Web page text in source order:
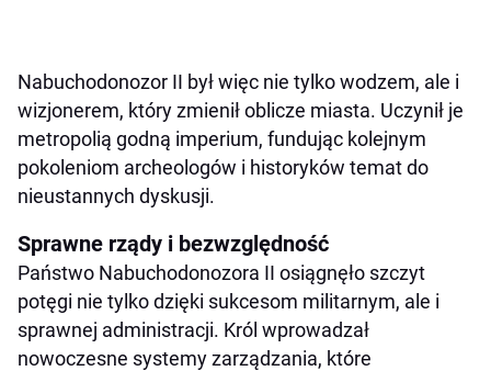
Nabuchodonozor II był więc nie tylko wodzem, ale i
wizjonerem, który zmienił oblicze miasta. Uczynił je
metropolią godną imperium, fundując kolejnym
pokoleniom archeologów i historyków temat do
nieustannych dyskusji.
Sprawne rządy i bezwzględność
Państwo Nabuchodonozora II osiągnęło szczyt
potęgi nie tylko dzięki sukcesom militarnym, ale i
sprawnej administracji. Król wprowadzał
nowoczesne systemy zarządzania, które